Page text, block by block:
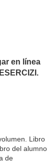
en línea
Libro
del alumno
de